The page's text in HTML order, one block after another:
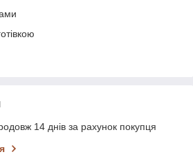
14 днів за рахунок покупця